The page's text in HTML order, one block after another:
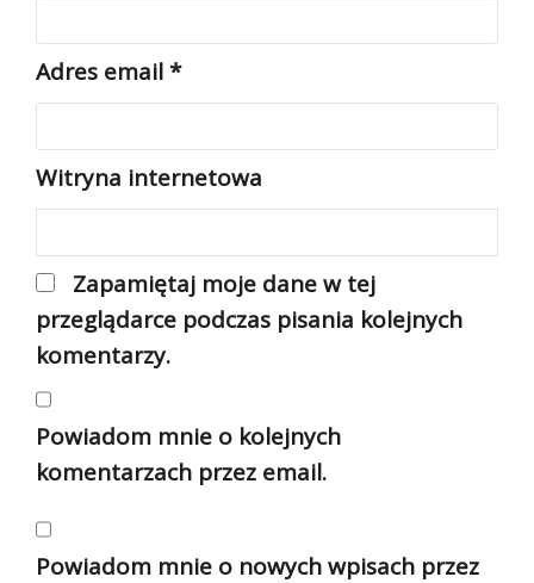
Adres email*
Witryna internetowa
Zapamiętaj moje dane w tej
przeglądarce podczas pisania kolejnych
komentarzy.
Powiadom mnie o kolejnych
komentarzach przez email.
Powiadom mnie o nowych wpisach przez